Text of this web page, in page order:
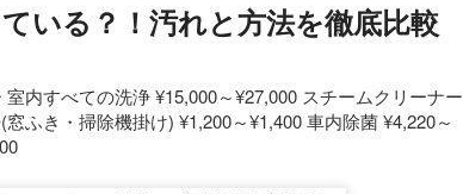
いる？！汚れと方法を徹底比較
内すべての洗浄 ¥15,000～¥27,000 スチームクリーナー
ふき・掃除機掛け) ¥1,200～¥1,400 車内除菌 ¥4,220～